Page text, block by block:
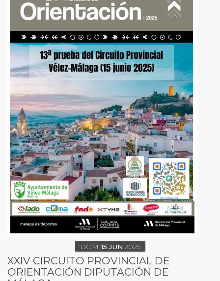
DOM 15 JUN 2025
XXIV CIRCUITO PROVINCIAL DE
ORIENTACIÓN DIPUTACIÓN DE